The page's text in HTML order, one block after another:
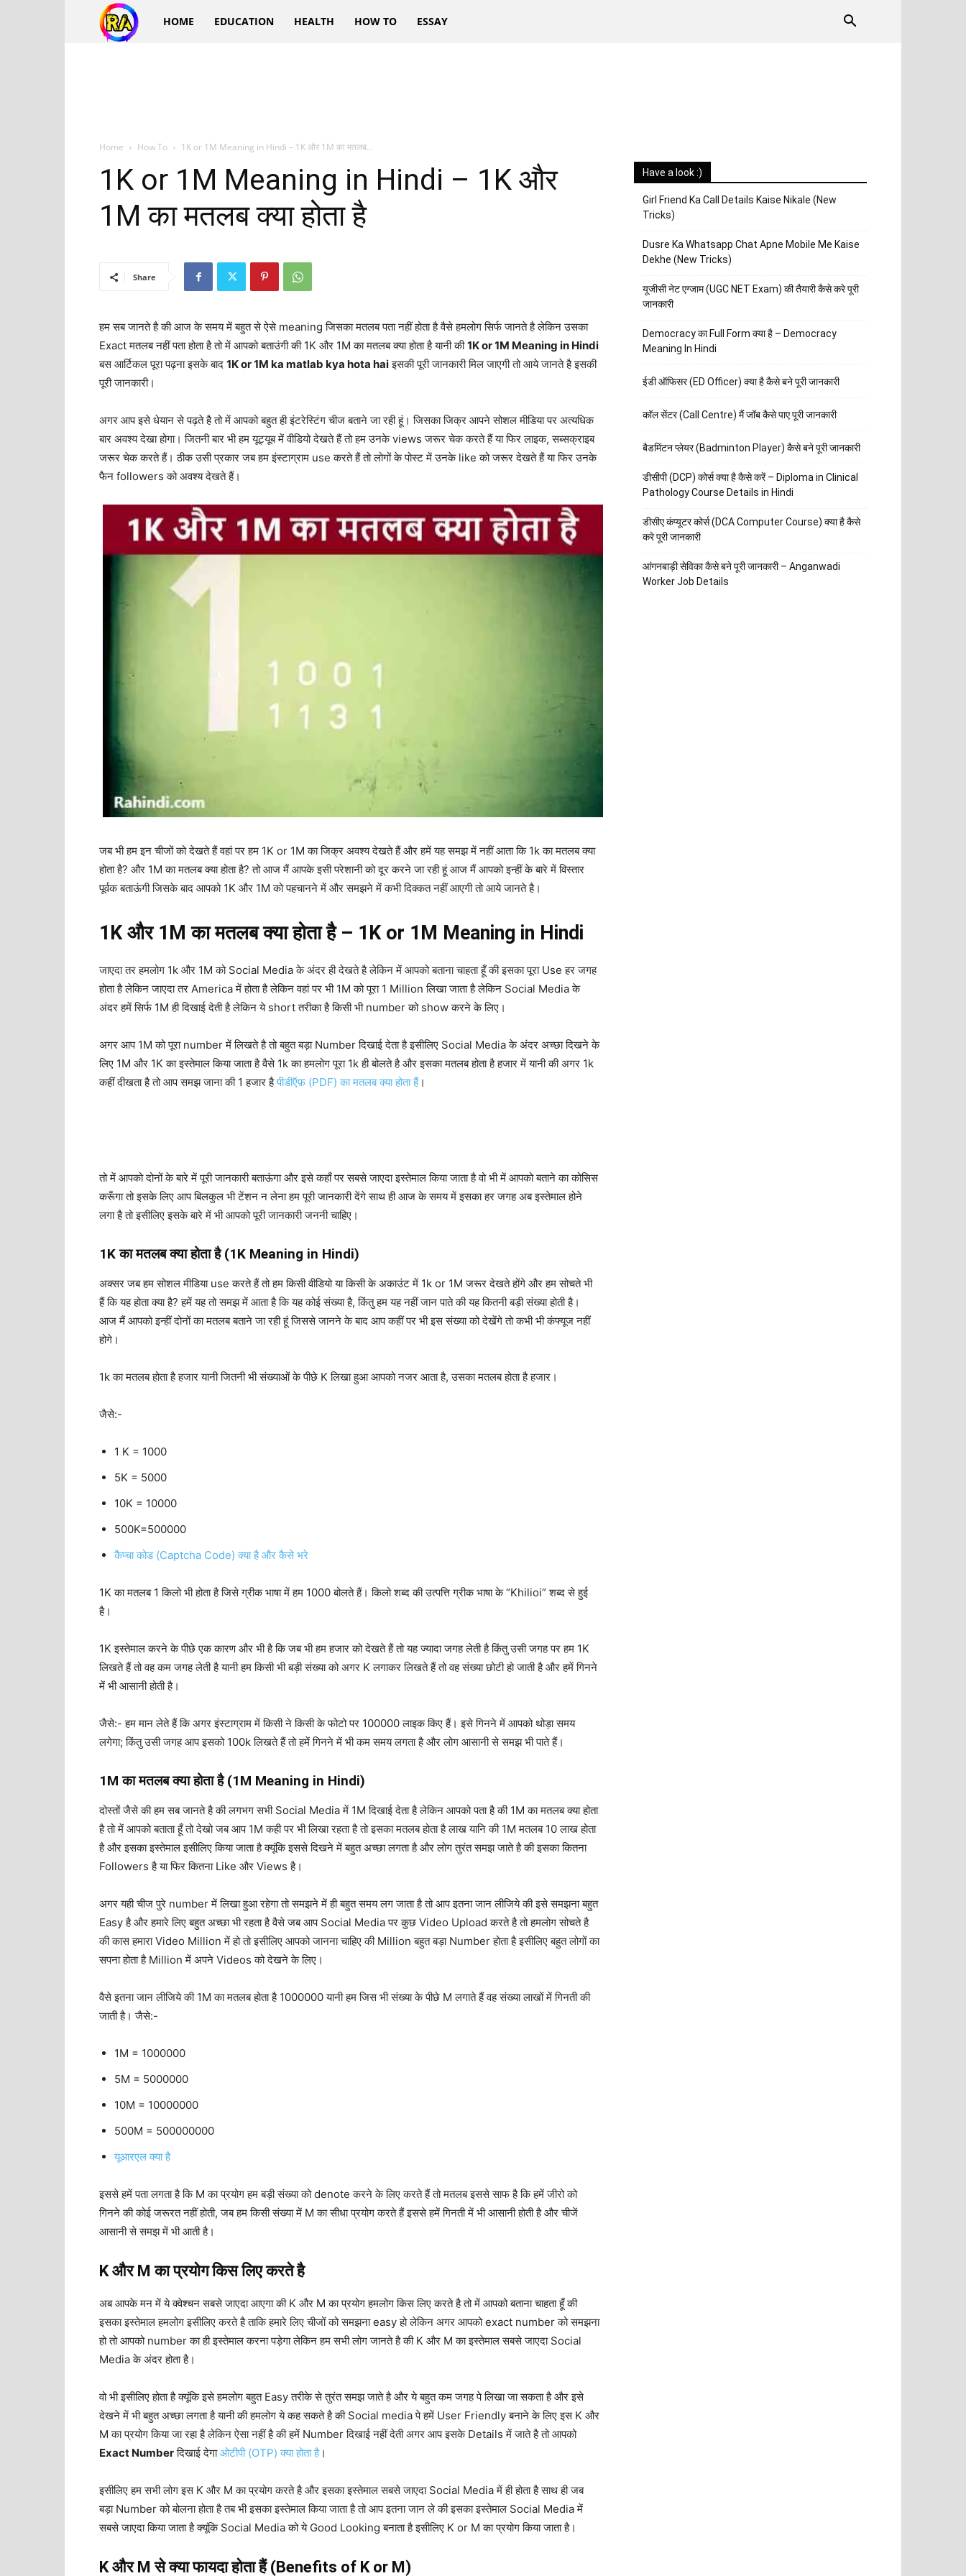
RaHOME EDUCATION HEALTH HOW TO ESSAY
Home How To 1K or 1M Meaning in Hindi – 1K और 1M का मतलब...
1K or 1M Meaning in Hindi – 1K और
1M का मतलब क्या होता है
Share
हम सब जानते है की आज के समय में बहुत से ऐसे meaning जिसका मतलब पता नहीं होता है वैसे हमलोग सिर्फ जानते है लेकिन उसका
Exact मतलब नहीं पता होता है तो में आपको बताउंगी की 1K और 1M का मतलब क्या होता है यानी की1K or 1M Meaning in Hindi
बस आर्टिकल पूरा पढ़ना इसके बाद 1K or 1M ka matlab kya hota haiइसकी पूरी जानकारी मिल जाएगी तो आये जानते है इसकी
पूरी जानकारी।
अगर आप इसे धेयान से पढ़ते है तो में आपको बहुत ही इंटरेस्टिंग चीज बताने जा रही हूं। जिसका जिक्र आपने सोशल मीडिया पर अत्यधिक
बार अवश्य देखा होगा। जितनी बार भी हम यूट्यूब में वीडियो देखते हैं तो हम उनके views जरूर चेक करते हैं या फिर लाइक, सब्सक्राइब
जरूर चेक करते हैं। ठीक उसी प्रकार जब हम इंस्टाग्राम use करते हैं तो लोगों के पोस्ट में उनके like को जरूर देखते हैं या फिर उनके
फैन followers को अवश्य देखते हैं।
जब भी हम इन चीजों को देखते हैं वहां पर हम 1K or 1M का जिक्र अवश्य देखते हैं और हमें यह समझ में नहीं आता कि 1k का मतलब क्या
होता है? और 1M का मतलब क्या होता है? तो आज मैं आपके इसी परेशानी को दूर करने जा रही हूं आज मैं आपको इन्हीं के बारे में विस्तार
पूर्वक बताऊंगी जिसके बाद आपको 1K और 1M को पहचानने में और समझने में कभी दिक्कत नहीं आएगी तो आये जानते है।
1K और 1M का मतलब क्या होता है – 1K or 1M Meaning in Hindi
जाएदा तर हमलोग 1k और 1M को Social Media के अंदर ही देखते है लेकिन में आपको बताना चाहता हूँ की इसका पूरा Use हर जगह
होता है लेकिन जाएदा तर America में होता है लेकिन वहां पर भी 1M को पूरा 1 Million लिखा जाता है लेकिन Social Media के
अंदर हमें सिर्फ 1M ही दिखाई देती है लेकिन ये short तरीका है किसी भी number को show करने के लिए।
अगर आप 1M को पूरा number में लिखते है तो बहुत बड़ा Number दिखाई देता है इसीलिए Social Media के अंदर अच्छा दिखने के
लिए 1M और 1K का इस्तेमाल किया जाता है वैसे 1k का हमलोग पूरा 1k ही बोलते है और इसका मतलब होता है हजार में यानी की अगर 1k
कहीं दीखता है तो आप समझ जाना की 1 हजार हैपीडीऍफ़ (PDF) का मतलब क्या होता हैं।
तो में आपको दोनों के बारे में पूरी जानकारी बताऊंगा और इसे कहाँ पर सबसे जाएदा इस्तेमाल किया जाता है वो भी में आपको बताने का कोसिस
करूँगा तो इसके लिए आप बिलकुल भी टेंशन न लेना हम पूरी जानकारी देंगे साथ ही आज के समय में इसका हर जगह अब इस्तेमाल होने
लगा है तो इसीलिए इसके बारे में भी आपको पूरी जानकारी जननी चाहिए।
1K का मतलब क्या होता है (1K Meaning in Hindi)
अक्सर जब हम सोशल मीडिया use करते हैं तो हम किसी वीडियो या किसी के अकाउंट में 1k or 1M जरूर देखते होंगे और हम सोचते भी
हैं कि यह होता क्या है? हमें यह तो समझ में आता है कि यह कोई संख्या है, किंतु हम यह नहीं जान पाते की यह कितनी बड़ी संख्या होती है।
आज मैं आपको इन्हीं दोनों का मतलब बताने जा रही हूं जिससे जानने के बाद आप कहीं पर भी इस संख्या को देखेंगे तो कभी भी कंफ्यूज नहीं
होगे।
1k का मतलब होता है हजार यानी जितनी भी संख्याओं के पीछे K लिखा हुआ आपको नजर आता है, उसका मतलब होता है हजार।
जैसे:-
1 K = 1000
5K = 5000
10K = 10000
500K=500000
कैप्चा कोड (Captcha Code) क्या है और कैसे भरे
1K का मतलब 1 किलो भी होता है जिसे ग्रीक भाषा में हम 1000 बोलते हैं। किलो शब्द की उत्पत्ति ग्रीक भाषा के “Khilioi” शब्द से हुई
है।
1K इस्तेमाल करने के पीछे एक कारण और भी है कि जब भी हम हजार को देखते हैं तो यह ज्यादा जगह लेती है किंतु उसी जगह पर हम 1K
लिखते हैं तो वह कम जगह लेती है यानी हम किसी भी बड़ी संख्या को अगर K लगाकर लिखते हैं तो वह संख्या छोटी हो जाती है और हमें गिनने
में भी आसानी होती है।
जैसे:- हम मान लेते हैं कि अगर इंस्टाग्राम में किसी ने किसी के फोटो पर 100000 लाइक किए हैं। इसे गिनने में आपको थोड़ा समय
लगेगा; किंतु उसी जगह आप इसको 100k लिखते हैं तो हमें गिनने में भी कम समय लगता है और लोग आसानी से समझ भी पाते हैं।
1M का मतलब क्या होता है (1M Meaning in Hindi)
दोस्तों जैसे की हम सब जानते है की लगभग सभी Social Media में 1M दिखाई देता है लेकिन आपको पता है की 1M का मतलब क्या होता
है तो में आपको बताता हूँ तो देखो जब आप 1M कही पर भी लिखा रहता है तो इसका मतलब होता है लाख यानि की 1M मतलब 10 लाख होता
है और इसका इस्तेमाल इसीलिए किया जाता है क्यूंकि इससे दिखने में बहुत अच्छा लगता है और लोग तुरंत समझ जाते है की इसका कितना
Followers है या फिर कितना Like और Views है।
अगर यही चीज पुरे number में लिखा हुआ रहेगा तो समझने में ही बहुत समय लग जाता है तो आप इतना जान लीजिये की इसे समझना बहुत
Easy है और हमारे लिए बहुत अच्छा भी रहता है वैसे जब आप Social Media पर कुछ Video Upload करते है तो हमलोग सोचते है
की कास हमारा Video Million में हो तो इसीलिए आपको जानना चाहिए की Million बहुत बड़ा Number होता है इसीलिए बहुत लोगों का
सपना होता है Million में अपने Videos को देखने के लिए।
वैसे इतना जान लीजिये की 1M का मतलब होता है 1000000 यानी हम जिस भी संख्या के पीछे M लगाते हैं वह संख्या लाखों में गिनती की
जाती है। जैसे:-
1M = 1000000
5M = 5000000
10M = 10000000
500M = 500000000
यूआरएल क्या है
इससे हमें पता लगता है कि M का प्रयोग हम बड़ी संख्या को denote करने के लिए करते हैं तो मतलब इससे साफ है कि हमें जीरो को
गिनने की कोई जरूरत नहीं होती, जब हम किसी संख्या में M का सीधा प्रयोग करते हैंइससे हमें गिनती में भी आसानी होती है और चीजें
आसानी से समझ में भी आती है।
K और M का प्रयोग किस लिए करते है
अब आपके मन में ये क्वेश्चन सबसे जाएदा आएगा की K और M का प्रयोग हमलोग किस लिए करते है तो में आपको बताना चाहता हूँ की
इसका इस्तेमाल हमलोग इसीलिए करते है ताकि हमारे लिए चीजों को समझना easy हो लेकिन अगर आपको exact number को समझना
हो तो आपको number का ही इस्तेमाल करना पड़ेगा लेकिन हम सभी लोग जानते है की K और M का इस्तेमाल सबसे जाएदा Social
Media के अंदर होता है।
वो भी इसीलिए होता है क्यूंकि इसे हमलोग बहुत Easy तरीके से तुरंत समझ जाते है और ये बहुत कम जगह पे लिखा जा सकता है और इसे
देखने में भी बहुत अच्छा लगता है यानी की हमलोग ये कह सकते है की Social media पे हमें User Friendly बनाने के लिए इस K और
M का प्रयोग किया जा रहा है लेकिन ऐसा नहीं है की हमें Number दिखाई नहीं देती अगर आप इसके Details में जाते है तो आपको
Exact Numberदिखाई देगाओटीपी (OTP) क्या होता है।
इसीलिए हम सभी लोग इस K और M का प्रयोग करते है और इसका इस्तेमाल सबसे जाएदा Social Media में ही होता है साथ ही जब
बड़ा Number को बोलना होता है तब भी इसका इस्तेमाल किया जाता है तो आप इतना जान ले की इसका इस्तेमाल Social Media में
सबसे जाएदा किया जाता है क्यूंकि Social Media को ये Good Looking बनाता है इसीलिए K or M का प्रयोग किया जाता है।
K और M से क्या फायदा होता हैं (Benefits of K or M)
Have a look :)
Girl Friend Ka Call Details Kaise Nikale (New
Tricks)
Dusre Ka Whatsapp Chat Apne Mobile Me Kaise
Dekhe (New Tricks)
यूजीसी नेट एग्जाम (UGC NET Exam) की तैयारी कैसे करे पूरी
जानकारी
Democracy का Full Form क्या है – Democracy
Meaning In Hindi
ईडी ऑफिसर (ED Officer) क्या है कैसे बने पूरी जानकारी
कॉल सेंटर (Call Centre) मैं जॉब कैसे पाए पूरी जानकारी
बैडमिंटन प्लेयर (Badminton Player) कैसे बने पूरी जानकारी
डीसीपी (DCP) कोर्स क्या है कैसे करें – Diploma in Clinical
Pathology Course Details in Hindi
डीसीए कंप्यूटर कोर्स (DCA Computer Course) क्या है कैसे
करे पूरी जानकारी
आंगनबाड़ी सेविका कैसे बने पूरी जानकारी – Anganwadi
Worker Job Details